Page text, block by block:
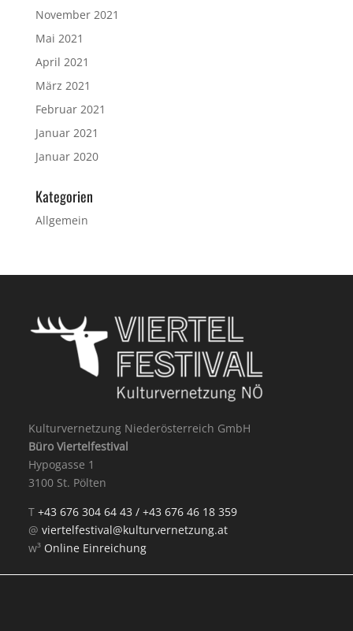
November 2021
Mai 2021
April 2021
März 2021
Februar 2021
Januar 2021
Januar 2020
Kategorien
Allgemein
Kulturvernetzung Niederösterreich GmbH
Büro Viertelfestival
Hypogasse 1
3100 St. Pölten
T+43 676 304 64 43 /+43 676 46 18 359
@viertelfestival@kulturvernetzung.at
w³ Online Einreichung